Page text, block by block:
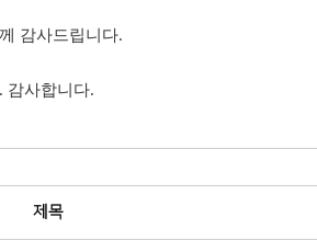
감사드립니다.
감사합니다.
제목